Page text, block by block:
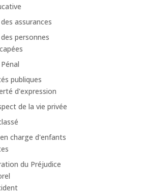
assurances
personnes
publiques
d'expression
de la vie privée
charge d'enfants
du Préjudice